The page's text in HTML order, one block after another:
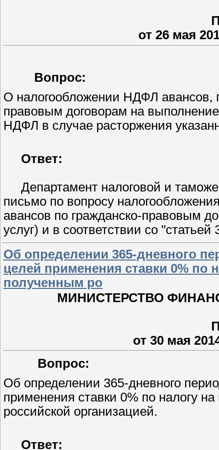
от 26 мая
Вопрос:
О налогообложении НДФЛ авансов,
правовым договорам на
НДФЛ в случае расторжения
Ответ:
Департамент налоговой и
письмо по вопросу
авансов по гражданско-правовым
услуг) и в соответствии со
статьей
Об определении 365-дневного
целей применения ставки 0% по
полученным ро
МИНИСТЕРСТВО
от 30 мая
Вопрос:
Об определении 365-дневного
применения ставки 0% по налогу
российской организацией.
Ответ: